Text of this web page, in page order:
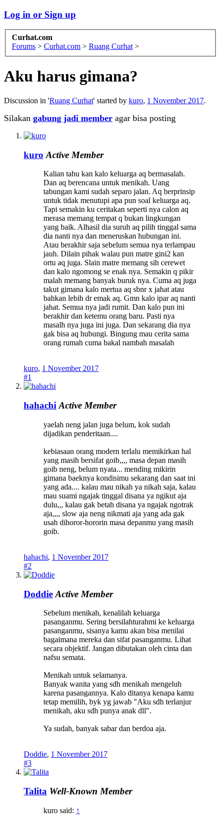
Log in or Sign up
Curhat.com
Forums > Curhat.com > Ruang Curhat >
Aku harus gimana?
Discussion in 'Ruang Curhat' started by kuro, 1 November 2017.
Silakan gabung jadi member agar bisa posting
kuro Active Member
Kalian tahu kan kalo keluarga aq bermasalah.
Dan aq berencana untuk menikah. Uang
tabungan kami sudah separo jalan. Aq berprinsip
untuk tidak menutupi apa pun soal keluarga aq.
Tapi semakin ku ceritakan seperti nya calon aq
merasa memang tempat q bukan lingkungan
yang baik. Alhasil dia suruh aq pilih tinggal sama
dia nanti nya dan meneruskan hubungan ini.
Atau berakhir saja sebelum semua nya terlampau
jauh. Dilain pihak walau pun matre gini2 kan
ortu aq juga. Slain matre memang sih cerewet
dan kalo ngomong se enak nya. Semakin q pikir
malah memang banyak buruk nya. Cuma aq juga
takut gimana kalo mertua aq sbnr x jahat atau
bahkan lebih dr emak aq. Gmn kalo ipar aq nanti
jahat. Semua nya jadi rumit. Dan kalo pun ini
berakhir dan ketemu orang baru. Pasti nya
masalh nya juga ini juga. Dan sekarang dia nya
gak bisa aq hubungi. Bingung mau cerita sama
orang rumah cuma bakal nambah masalah
kuro, 1 November 2017
#1
hahachi Active Member
yaelah neng jalan juga belum, kok sudah
dijadikan penderitaan....
kebiasaan orang modern terlalu memikirkan hal
yang masih bersifat goib,,,, masa depan masih
goib neng, belum nyata... mending mikirin
gimana baeknya kondisimu sekarang dan saat ini
yang ada.... kalau mau nikah ya nikah saja, kalau
mau suami ngajak tinggal disana ya ngikut aja
dulu,,, kalau gak betah disana ya ngajak ngotrak
aja,,,, slow aja neng nikmati aja yang ada gak
usah dihoror-hororin masa depanmu yang masih
goib.
hahachi, 1 November 2017
#2
Doddie Active Member
Sebelum menikah, kenalilah keluarga
pasanganmu. Sering bersilahturahmi ke keluarga
pasanganmu, sisanya kamu akan bisa menilai
bagaimana mereka dan sifat pasanganmu. Lihat
secara objektif. Jangan dibutakan oleh cinta dan
nafsu semata.
Menikah untuk selamanya.
Banyak wanita yang sdh menikah mengeluh
karena pasangannya. Kalo ditanya kenapa kamu
tetap memilih, byk yg jawab "Aku sdh terlanjur
menikah, aku sdh punya anak dll".
Ya sudah, banyak sabar dan berdoa aja.
Doddie, 1 November 2017
#3
Talita Well-Known Member
kuro said: ↑